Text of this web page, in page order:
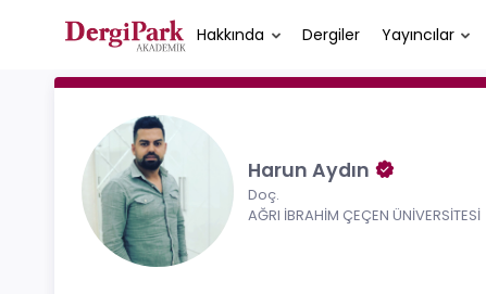
Hakkında Dergiler Yayıncılar
Harun Aydın
Doç.
AĞRI İBRAHİM ÇEÇEN ÜNİVERSİTESİ